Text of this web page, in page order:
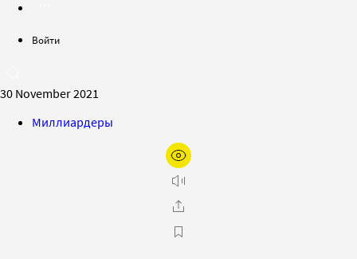
Войти
30 November 2021
Миллиардеры